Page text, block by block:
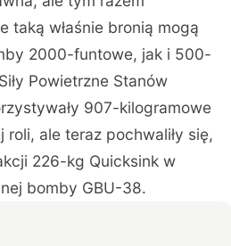
taką właśnie bronią mogą
2000-funtowe, jak i 500-
Powietrzne Stanów
907-kilogramowe
roli, ale teraz pochwaliły się,
226-kg Quicksink w
bomby GBU-38.